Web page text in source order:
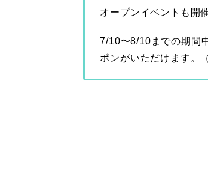
オープンイベントも開
7/10〜8/10までの期間
ポンがいただけます。